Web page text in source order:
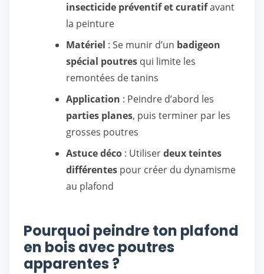
insecticide préventif et curatifavant
la peinture
Matériel : Se munir d’un badigeon
spécial poutres qui limite les
remontées de tanins
Application : Peindre d’abord les
parties planes, puis terminer par les
grosses poutres
Astuce déco : Utiliserdeux teintes
différentes pour créer du dynamisme
au plafond
Pourquoi peindre ton plafond
en bois avec poutres
apparentes ?